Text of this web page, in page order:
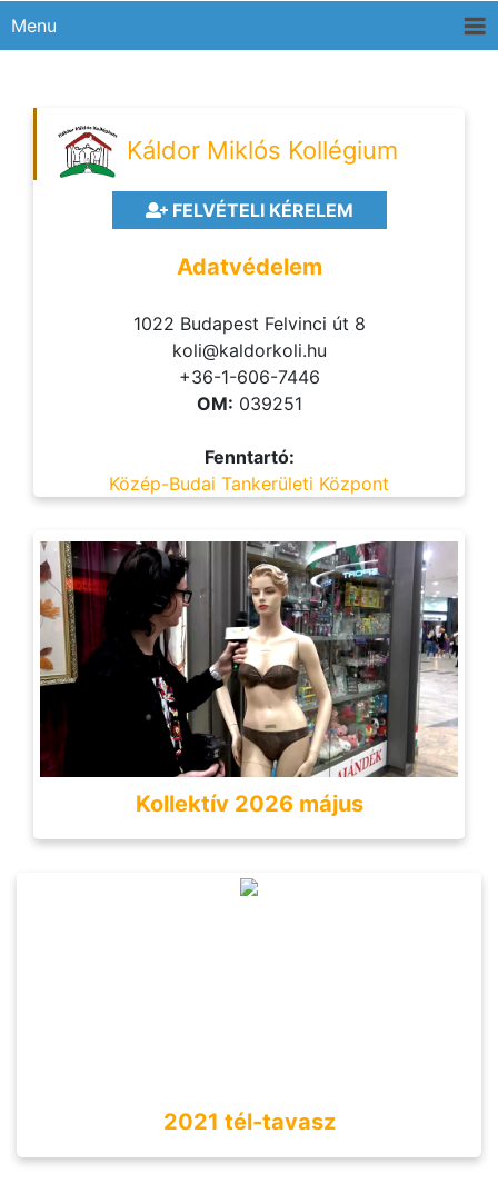
Menu
Káldor Miklós Kollégium
FELVÉTELI KÉRELEM
Adatvédelem
1022 Budapest Felvinci út 8
koli@kaldorkoli.hu
+36-1-606-7446
OM: 039251
Fenntartó:
Közép-Budai Tankerületi Központ
Kollektív 2026 május
2021 tél-tavasz